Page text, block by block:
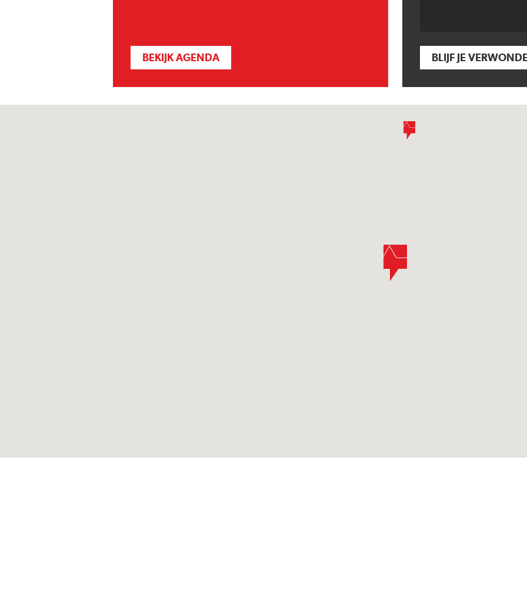
BEKIJK AGENDA BLIJF JE